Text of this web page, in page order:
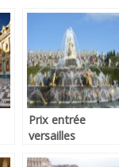
Prix entrée
versailles